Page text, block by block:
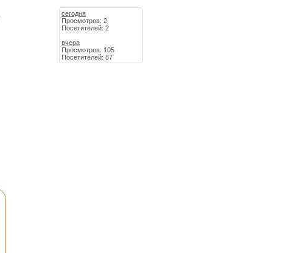
сегодня
Просмотров: 2
Посетителей: 2
вчера
Просмотров: 105
Посетителей: 87